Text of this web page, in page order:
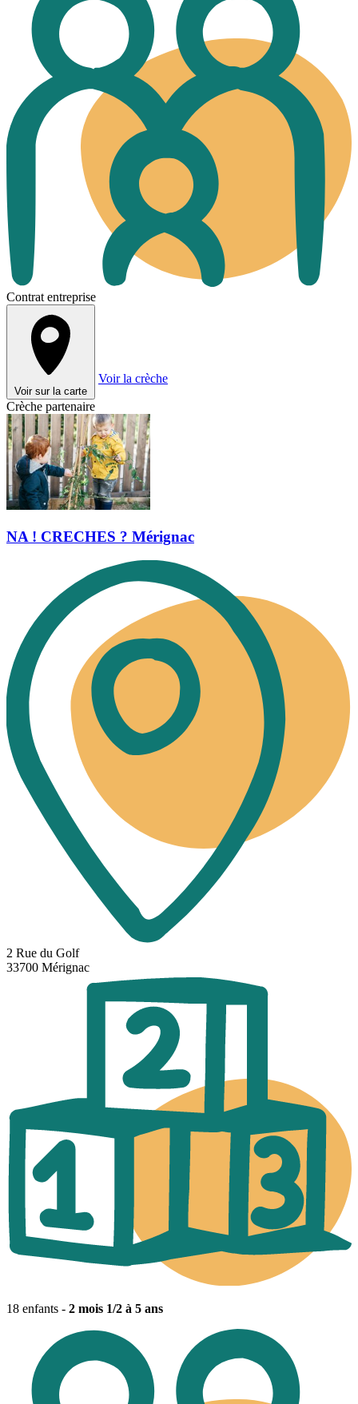
Contrat entreprise
Voir sur la carte
Voir la crèche
Crèche partenaire
NA ! CRECHES ? Mérignac
2 Rue du Golf
33700 Mérignac
18 enfants - 2 mois 1/2 à 5 ans